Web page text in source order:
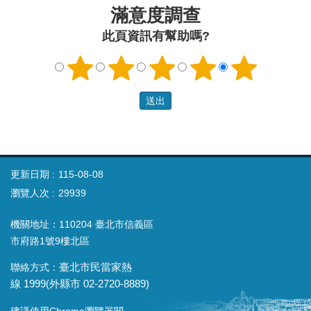
滿意度調查
此頁資訊有幫助嗎?
更新日期
115-08-08
瀏覽人次
29939
機關地址：110204 臺北市信義區
市府路1號9樓北區
聯絡方式： 臺北市民當家熱
線 1999(外縣市 02-2720-8889)